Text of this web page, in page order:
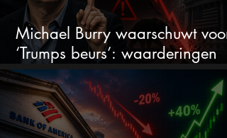
Michael Burry waarschuwt voor
‘Trumps beurs’: waarderingen
doen er niet meer toe